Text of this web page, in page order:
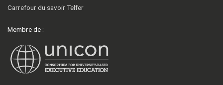
Carrefour du savoir Telfer
Membre de :